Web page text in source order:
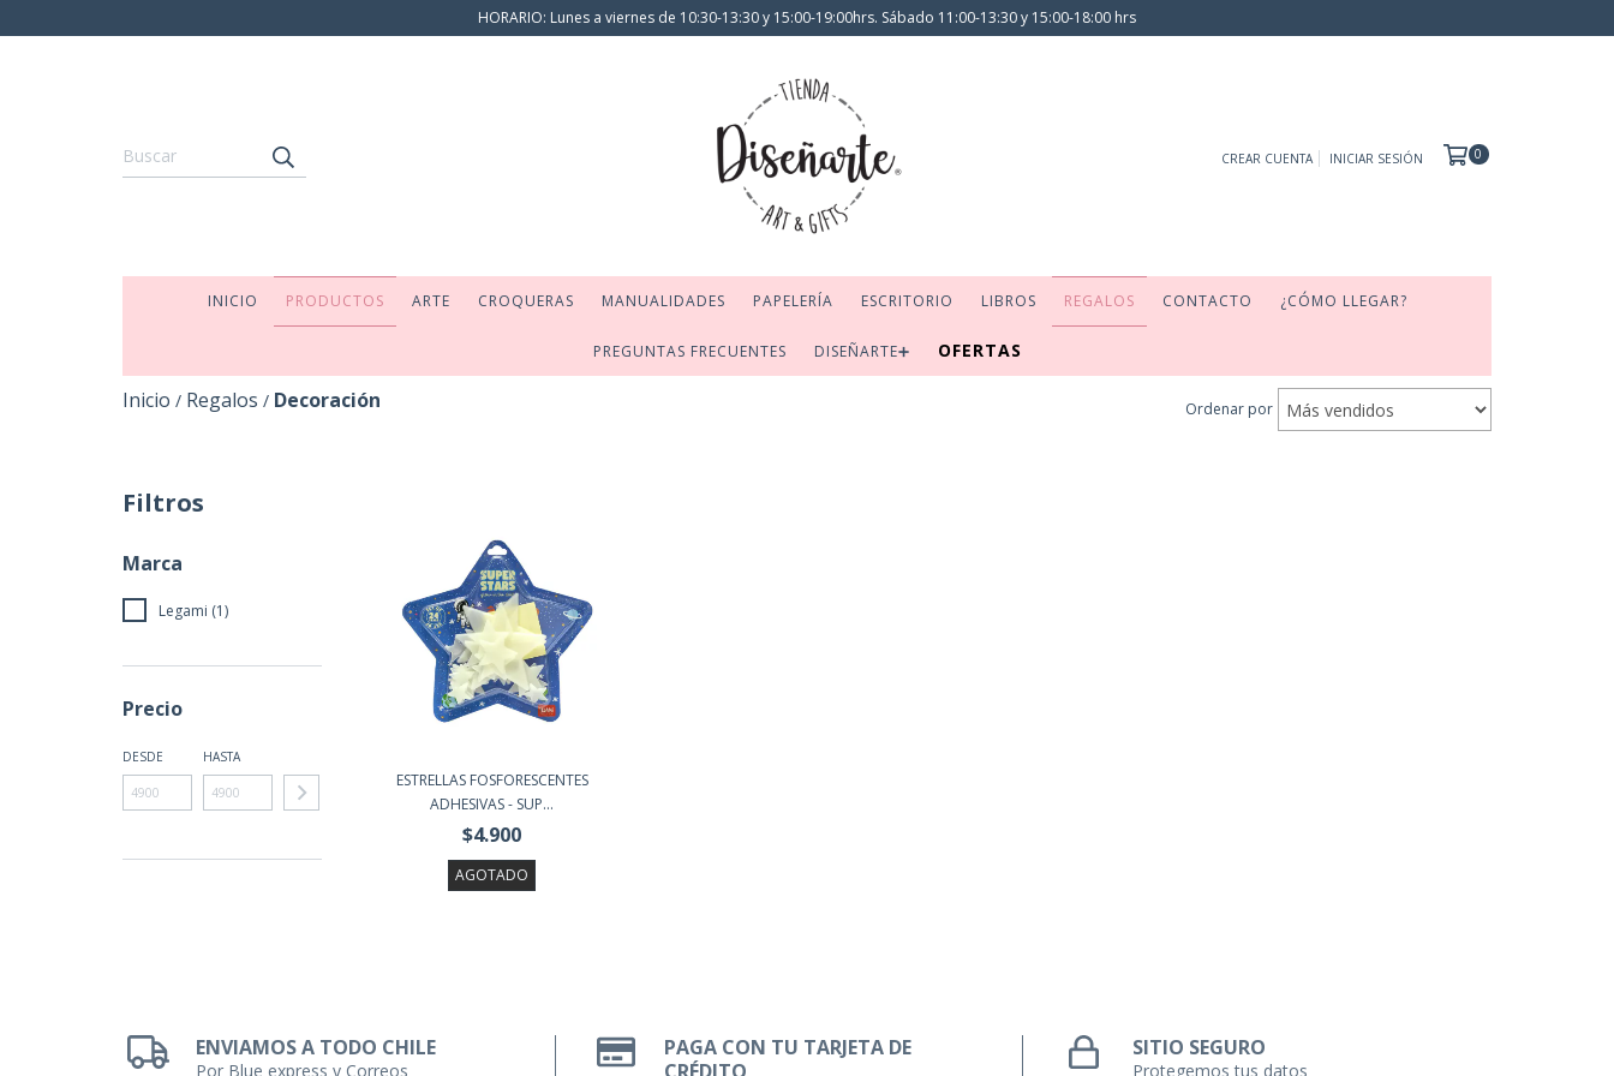
HORARIO: Lunes a viernes de 10:30-13:30 y 15:00-19:00hrs. Sábado 11:00-13:30 y 15:00-18:00 hrs
CREAR CUENTA INICIAR SESIÓN 0
INICIO PRODUCTOS ARTE CROQUERAS MANUALIDADES PAPELERÍA ESCRITORIO LIBROS REGALOS CONTACTO ¿CÓMO LLEGAR?
PREGUNTAS FRECUENTES DISEÑARTE➕ OFERTAS
Inicio / Regalos / Decoración Ordenar por
Filtros
Marca
Legami (1)
Precio
DESDE HASTA
ESTRELLAS FOSFORESCENTES
ADHESIVAS - SUP...
$4.900
AGOTADO
ENVIAMOS A TODO CHILE
Por Blue express y Correos
PAGA CON TU TARJETA DE
SITIO SEGURO
Protegemos tus datos